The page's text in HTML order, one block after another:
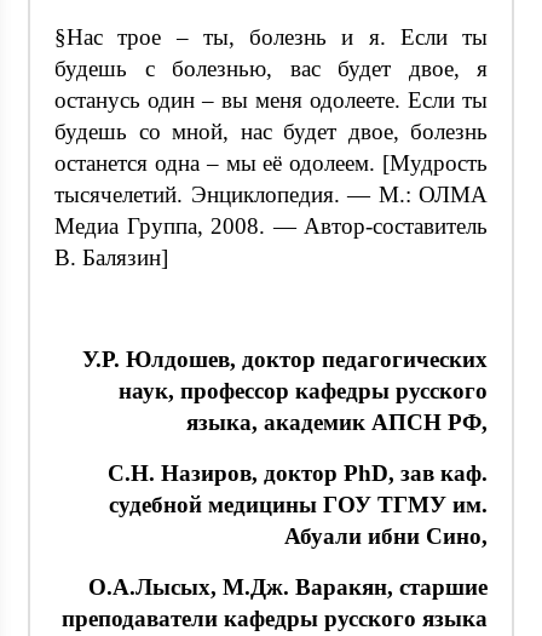
§Нас трое – ты, болезнь и я. Если ты
будешь с болезнью, вас будет двое, я
останусь один – вы меня одолеете. Если ты
будешь со мной, нас будет двое, болезнь
останется одна – мы её одолеем. [Мудрость
тысячелетий. Энциклопедия. — М.: ОЛМА
Медиа Группа, 2008. — Автор-составитель
В. Балязин]
У.Р. Юлдошев, доктор педагогических
наук, профессор кафедры русского
языка, академик АПСН РФ,
С.Н. Назиров, доктор PhD, зав каф.
судебной медицины ГОУ ТГМУ им.
Абуали ибни Сино,
О.А.Лысых, М.Дж. Варакян, старшие
преподаватели кафедры русского языка